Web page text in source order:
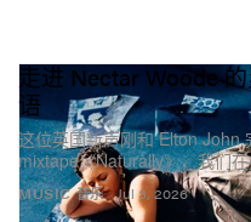
MUSIC 音乐
走进 Nectar Woode
语
这位英国新声刚和 Elton John
mixtape《Naturally》，我们
Jul 3, 2026